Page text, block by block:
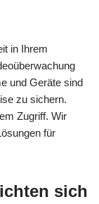
in Ihrem
und Geräte sind
zu sichern.
Zugriff. Wir
für
sich